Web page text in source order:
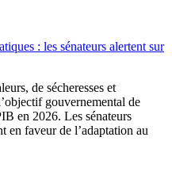
: les sénateurs alertent sur
de sécheresses et
gouvernemental de
en 2026. Les sénateurs
en faveur de l’adaptation au